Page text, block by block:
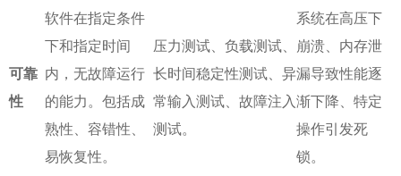
可靠
性
软件在指定条件
下和指定时间
内，无故障运行
的能力。包括成
熟性、容错性、
易恢复性。
压力测试、负载测试、
长时间稳定性测试、异
常输入测试、故障注入
测试。
系统在高压下
崩溃、内存泄
漏导致性能逐
渐下降、特定
操作引发死
锁。